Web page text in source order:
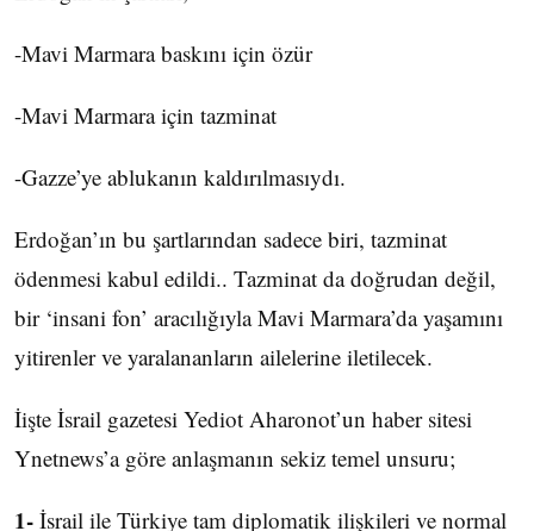
-Mavi Marmara baskını için özür
-Mavi Marmara için tazminat
-Gazze’ye ablukanın kaldırılmasıydı.
Erdoğan’ın bu şartlarından sadece biri, tazminat
ödenmesi kabul edildi.. Tazminat da doğrudan değil,
bir ‘insani fon’ aracılığıyla Mavi Marmara’da yaşamını
yitirenler ve yaralananların ailelerine iletilecek.
İişte İsrail gazetesi Yediot Aharonot’un haber sitesi
Ynetnews’a göre anlaşmanın sekiz temel unsuru;
1- İsrail ile Türkiye tam diplomatik ilişkileri ve normal